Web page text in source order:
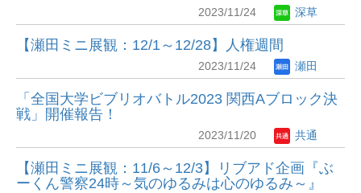
2023/11/24 深草
【瀬田ミニ展観：12/1～12/28】人権週間
2023/11/24 瀬田
「全国大学ビブリオバトル2023 関西Aブロック決
戦」開催報告！
2023/11/20 共通
【瀬田ミニ展観：11/6～12/3】リブアド企画『ぶ
ーくん警察24時～気のゆるみは心のゆるみ～』